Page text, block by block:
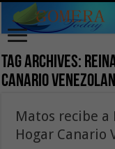
Tag Archives:
Canario
Matos recibe a
Hogar Canario